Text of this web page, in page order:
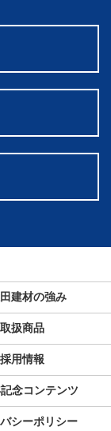
建材の強み
取扱商品
採用情報
念コンテンツ
シーポリシー